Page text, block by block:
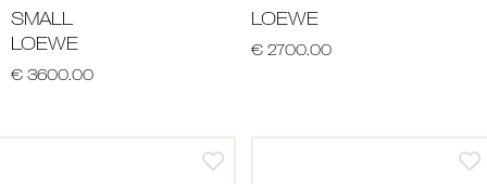
SMALL
LOEWE
€ 3600.00
LOEWE
€ 2700.00